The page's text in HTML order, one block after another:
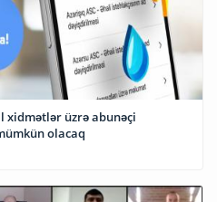
xidmətlər üzrə abunəçi
olacaq